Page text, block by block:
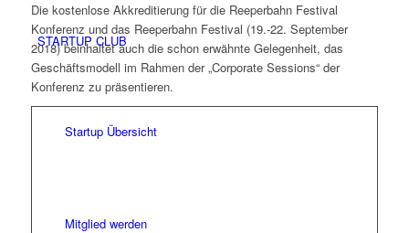
STARTUP CLUB
Startup Übersicht
Mitglied werden
Die kostenlose Akkreditierung für die Reeperbahn Festival
Konferenz und das Reeperbahn Festival (19.-22. September
2018) beinhaltet auch die schon erwähnte Gelegenheit, das
Geschäftsmodell im Rahmen der „Corporate Sessions“ der
Konferenz zu präsentieren.